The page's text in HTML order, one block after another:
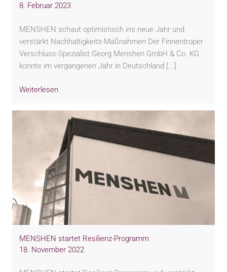
8. Februar 2023
MENSHEN schaut optimistisch ins neue Jahr und
verstärkt Nachhaltigkeits-Maßnahmen Der Finnentroper
Verschluss-Spezialist Georg Menshen GmbH & Co. KG
konnte im vergangenen Jahr in Deutschland [...]
Weiterlesen
MENSHEN startet Resilienz-Programm
18. November 2022